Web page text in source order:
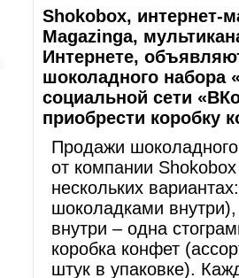
Shokobox, интернет-
Magazinga,
Интернете,
шоколадного набора
социальной сети
приобрести коробку
Продажи
от компании
нескольких
шоколадками
внутри – одна
коробка конфет
штук в упаковке).